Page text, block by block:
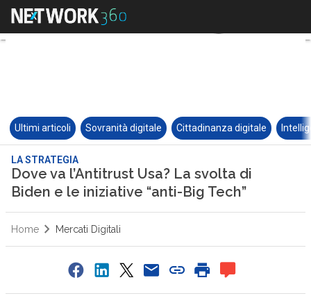
Ultimi articoli Sovranità digitale Cittadinanza digitale
LA STRATEGIA
Dove va l’Antitrust Usa? La svolta di
Biden e le iniziative “anti-Big Tech”
Home Mercati Digitali